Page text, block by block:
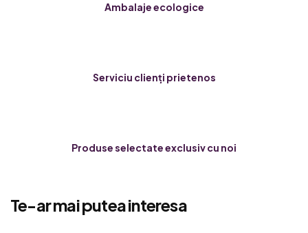
Ambalaje ecologice
Serviciu clienți prietenos
Produse selectate exclusiv cu noi
Te-ar mai putea interesa